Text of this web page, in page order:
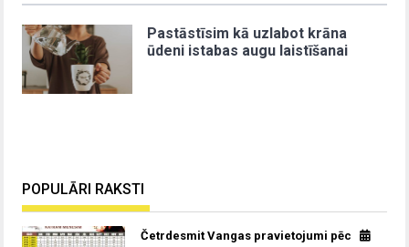
Pastāstīsim kā uzlabot krāna
ūdeni istabas augu laistīšanai
POPULĀRI RAKSTI
Četrdesmit Vangas pravietojumi pēc